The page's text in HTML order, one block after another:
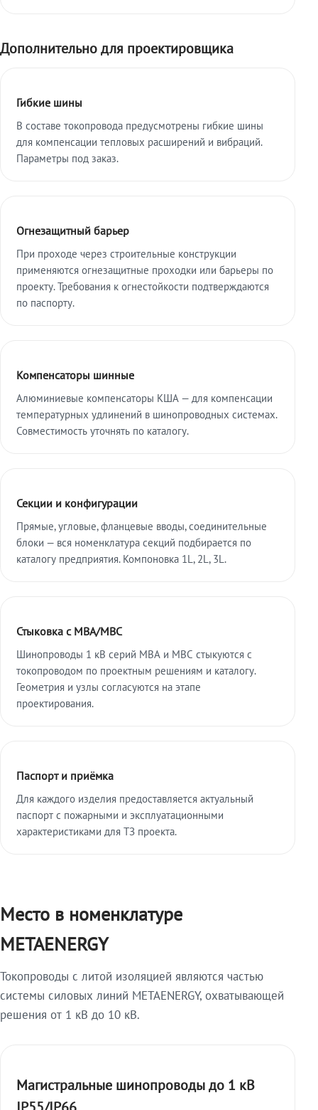
Дополнительно для проектировщика
Гибкие шины
В составе токопровода предусмотрены гибкие шины
для компенсации тепловых расширений и вибраций.
Параметры под заказ.
Огнезащитный барьер
При проходе через строительные конструкции
применяются огнезащитные проходки или барьеры по
проекту. Требования к огнестойкости подтверждаются
по паспорту.
Компенсаторы шинные
Алюминиевые компенсаторы КША — для компенсации
температурных удлинений в шинопроводных системах.
Совместимость уточнять по каталогу.
Секции и конфигурации
Прямые, угловые, фланцевые вводы, соединительные
блоки — вся номенклатура секций подбирается по
каталогу предприятия. Компоновка 1L, 2L, 3L.
Стыковка с МВА/МВС
Шинопроводы 1 кВ серий МВА и МВС стыкуются с
токопроводом по проектным решениям и каталогу.
Геометрия и узлы согласуются на этапе
проектирования.
Паспорт и приёмка
Для каждого изделия предоставляется актуальный
паспорт с пожарными и эксплуатационными
характеристиками для ТЗ проекта.
Место в номенклатуре
METAENERGY
Токопроводы с литой изоляцией являются частью
системы силовых линий METAENERGY, охватывающей
решения от 1 кВ до 10 кВ.
Магистральные шинопроводы до 1 кВ